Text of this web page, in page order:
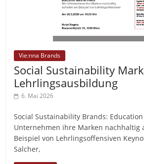
Vie:nna Brands
Social Sustainability
Lehrlingsausbildung
6. Mai 2026
Social Sustainability Brands:
Unternehmen ihre Marken nachhaltig
Beispiel von Lehrlingsoffensiven
Salcher,